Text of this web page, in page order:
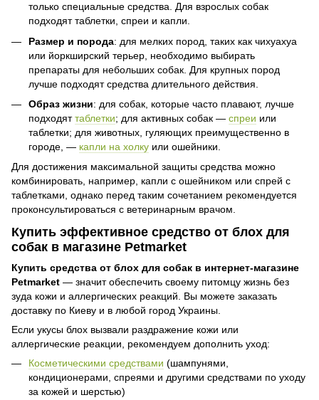
только специальные средства. Для взрослых собак
подходят таблетки, спреи и капли.
Размер и порода: для мелких пород, таких как чихуахуа
или йоркширский терьер, необходимо выбирать
препараты для небольших собак. Для крупных пород
лучше подходят средства длительного действия.
Образ жизни: для собак, которые часто плавают, лучше
подходяттаблетки; для активных собак — спреи или
таблетки; для животных, гуляющих преимущественно в
городе, — капли на холку или ошейники.
Для достижения максимальной защиты средства можно
комбинировать, например, капли с ошейником или спрей с
таблетками, однако перед таким сочетанием рекомендуется
проконсультироваться с ветеринарным врачом.
Купить эффективное средство от блох для
собак в магазине Petmarket
Купить средства от блох для собак в интернет-магазине
Petmarket — значит обеспечить своему питомцу жизнь без
зуда кожи и аллергических реакций. Вы можете заказать
доставку по Киеву и в любой город Украины.
Если укусы блох вызвали раздражение кожи или
аллергические реакции, рекомендуем дополнить уход:
Косметическими средствами (шампунями,
кондиционерами, спреями и другими средствами по уходу
за кожей и шерстью)